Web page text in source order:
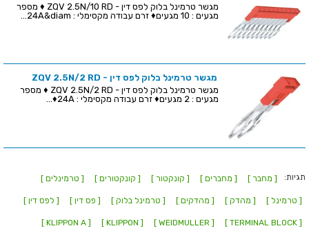
מגשר טרמינל בלוק לפס דין - ZQV 2.5N/10 RD ♦ מספר
מגעים : 10 מגעים♦ זרם עבודה מקסימלי : 24A&diam...
מגשר טרמינל בלוק לפס דין - ZQV 2.5N/2 RD
מגשר טרמינל בלוק לפס דין - ZQV 2.5N/2 RD ♦ מספר
מגעים : 2 מגעים♦ זרם עבודה מקסימלי : 24A♦...
תגיות: [ מחבר ] [ מחברים ] [ קונקטור ] [ קונקטורים ] [ טרמינלים ]
[ טרמינל ] [ מהדק ] [ מהדקים ] [ טרמינל בלוק ] [ פס דין ] [ לפס דין ]
[ TERMINAL BLOCK ]
[ WEIDMULLER ]
[ KLIPPON ]
[ KLIPPON A ]